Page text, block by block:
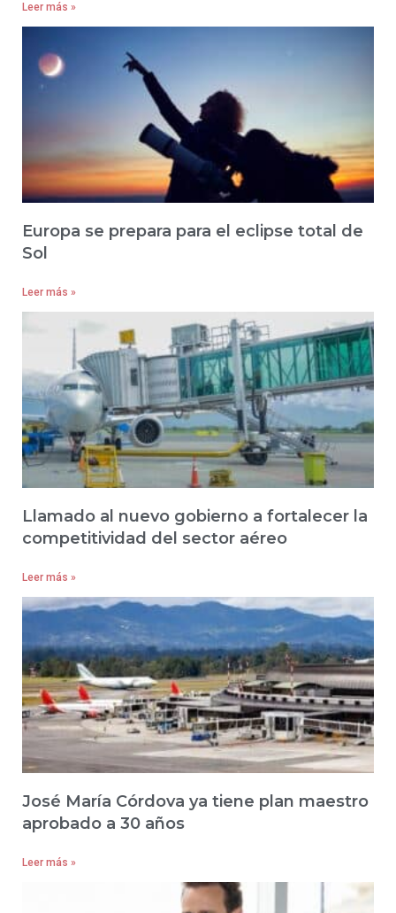
Leer más »
Europa se prepara para el eclipse total de
Sol
Leer más »
Llamado al nuevo gobierno a fortalecer la
competitividad del sector aéreo
Leer más »
José María Córdova ya tiene plan maestro
aprobado a 30 años
Leer más »